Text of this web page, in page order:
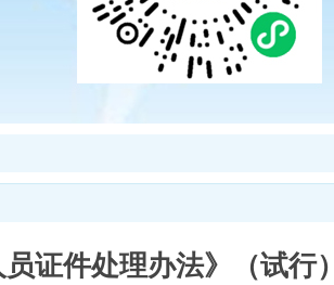
证件处理办法》（试行